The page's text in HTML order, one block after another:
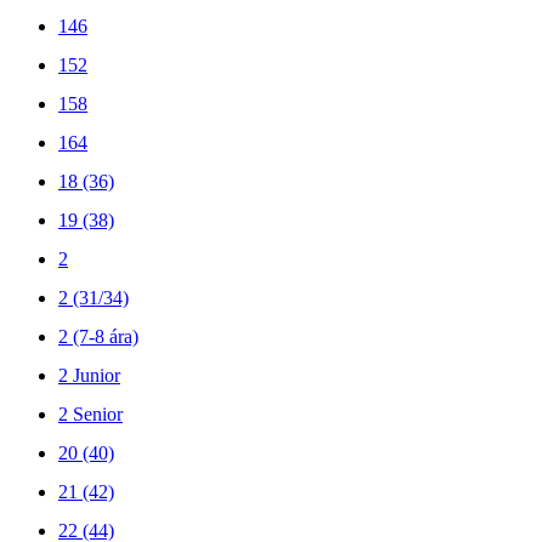
146
152
158
164
18 (36)
19 (38)
2
2 (31/34)
2 (7-8 ára)
2 Junior
2 Senior
20 (40)
21 (42)
22 (44)